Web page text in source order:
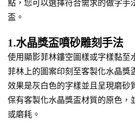
點，您可以選擇符合需求的做字手
盃。
1.水晶獎盃噴砂雕刻手法
使用顯影菲林鏤空圖樣或字樣黏至
菲林上的圖案印刻至客製化水晶獎
效果是灰白色的字樣並且呈現磨砂
保有客製化水晶獎盃材質的原色，
或磨耗。